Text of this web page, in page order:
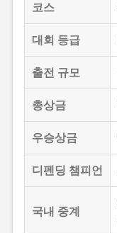
코스
대회 등급
출전 규모
총상금
우승상금
디펜딩 챔피언
국내 중계